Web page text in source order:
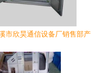
市欣昊通信设备厂销售部产